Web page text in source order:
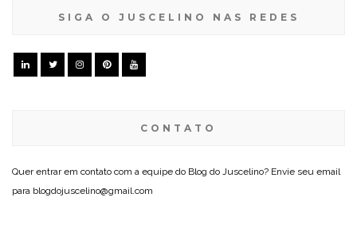
SIGA O JUSCELINO NAS REDES
CONTATO
Quer entrar em contato com a equipe do Blog do Juscelino? Envie seu email
para blogdojuscelino@gmail.com